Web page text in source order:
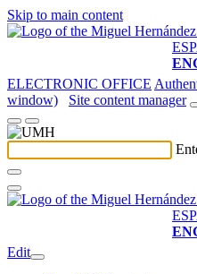
Skip to main content
ELECTRONIC OFFICE
window)
Site content manager
Edit